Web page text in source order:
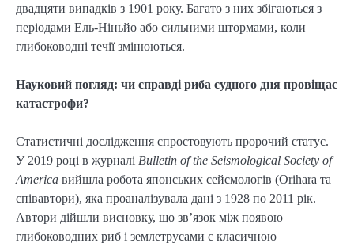
двадцяти випадків з 1901 року. Багато з них збігаються з
періодами Ель-Ніньйо або сильними штормами, коли
глибоководні течії змінюються.
Науковий погляд: чи справді риба судного дня провіщає
катастрофи?
Статистичні дослідження спростовують пророчий статус.
У 2019 році в журналі Bulletin of the Seismological Society of
America вийшла робота японських сейсмологів (Orihara та
співавтори), яка проаналізувала дані з 1928 по 2011 рік.
Автори дійшли висновку, що зв’язок між появою
глибоководних риб і землетрусами є класичною